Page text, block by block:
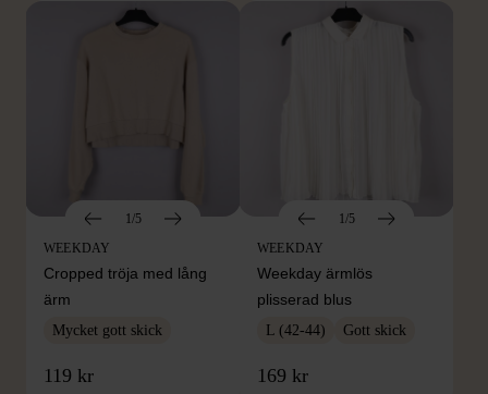
1/5
WEEKDAY
Cropped tröja med lång
ärm
Mycket gott skick
119 kr
1/5
WEEKDAY
Weekday ärmlös
plisserad blus
L (42-44) Gott skick
169 kr